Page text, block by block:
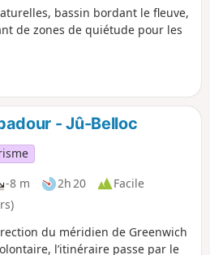
bassin bordant le fleuve,
de zones de quiétude pour les
- Jû-Belloc
-8 m 2h 20
Facile
du méridien de Greenwich
l’itinéraire passe par le